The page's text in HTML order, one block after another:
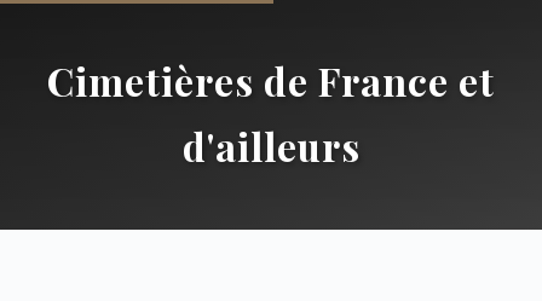
Cimetières de France et
d'ailleurs